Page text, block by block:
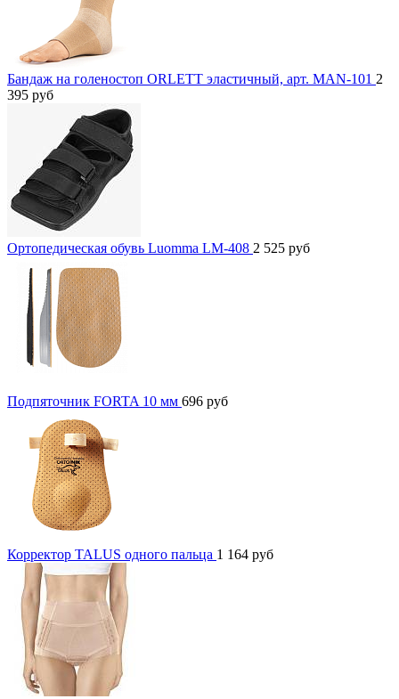
Бандаж на голеностоп ORLETT эластичный, арт. MAN-101 2
395 руб
Ортопедическая обувь Luomma LM-408 2 525 руб
Подпяточник FORTA 10 мм 696 руб
Корректор TALUS одного пальца 1 164 руб